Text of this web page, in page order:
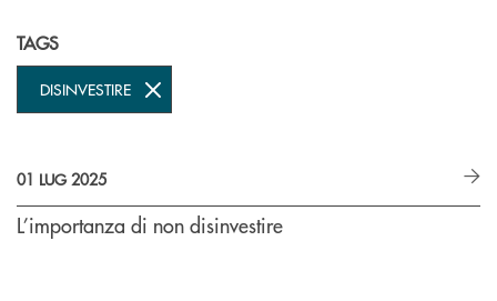
TAGS
DISINVESTIRE
01 LUG 2025
L’importanza di non disinvestire